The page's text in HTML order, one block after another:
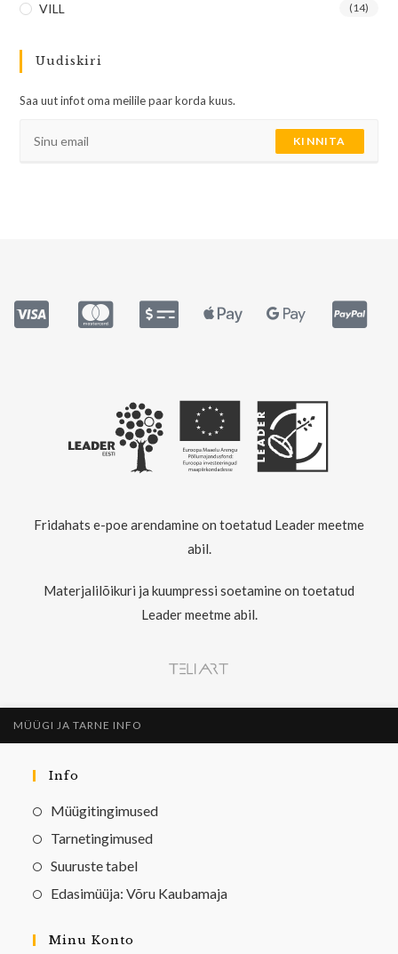
VILL (14)
Uudiskiri
Saa uut infot oma meilile paar korda kuus.
KINNITA
Fridahats e-poe arendamine on toetatud Leader meetme
abil.
Materjalilõikuri ja kuumpressi soetamine on toetatud
Leader meetme abil.
MÜÜGI JA TARNE INFO
Info
Müügitingimused
Tarnetingimused
Suuruste tabel
Edasimüüja: Võru Kaubamaja
Minu Konto